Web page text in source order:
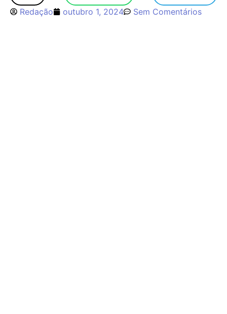
Redação outubro 1, 2024 Sem Comentários